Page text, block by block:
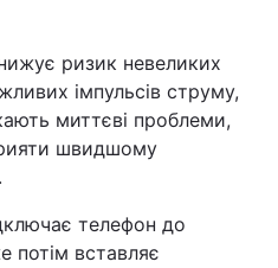
ризик невеликих
імпульсів струму,
миттєві проблеми,
швидшому
телефон до
потім вставляє